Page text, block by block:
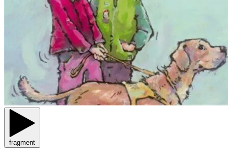
fragment